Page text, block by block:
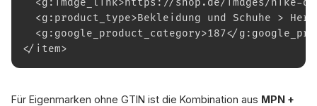
<g:image_link>https://shop.de/images/nike-
<g:product_type>Bekleidung und Schuhe >
<g:google_product_category>187</
</item>
Für Eigenmarken ohne GTIN ist die Kombination aus MPN +